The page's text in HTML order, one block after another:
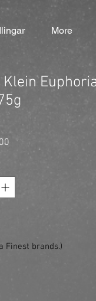
More
Klein
Price
Finest brands.)